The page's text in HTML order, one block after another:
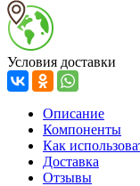
Условия доставки
Описание
Компоненты
Как
Доставка
Отзывы